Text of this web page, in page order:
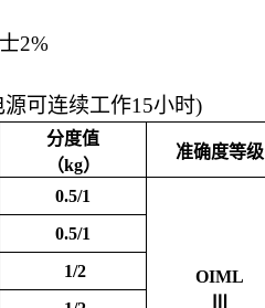
2%
源可连续工作15小时)
分度值
（kg）
准确度等级
0.5/1
OIML
0.5/1
1/2